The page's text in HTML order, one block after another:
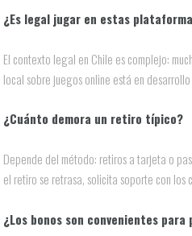
¿Es legal jugar en estas
El contexto legal en Chile es complejo:
local sobre juegos online está en
¿Cuánto demora un retiro típico?
Depende del método: retiros a tarjeta o
el retiro se retrasa, solicita soporte con los
¿Los bonos son convenientes